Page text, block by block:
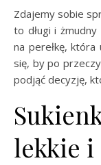
Zdajemy sobie
to długi i
na perełkę,
się, by po
podjąć decyzję,
lekkie i